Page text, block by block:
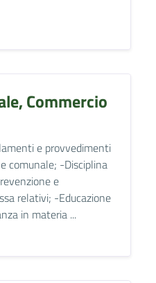
Commercio
e provvedimenti
comunale; -Disciplina
e
relativi; -Educazione
in materia ...